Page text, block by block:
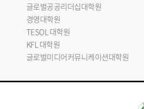
글로벌공공리더십대학원
경영대학원
TESOL 대학원
KFL 대학원
글로벌미디어커뮤니케이션대학원